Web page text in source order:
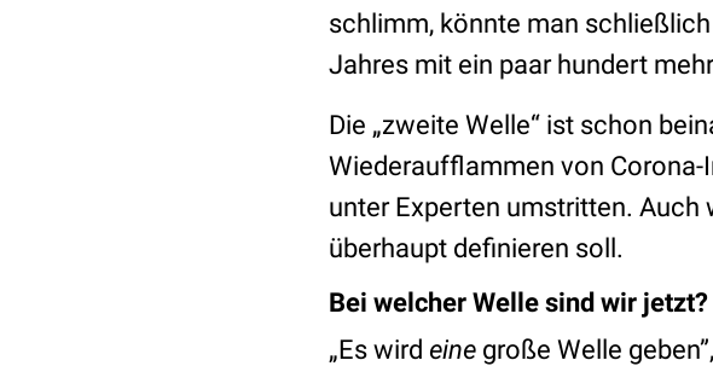
schlimm, könnte man
Jahres mit ein paar hundert
Die „zweite Welle“ ist schon
Wiederaufflammen von
unter Experten umstritten. Auch
überhaupt definieren soll.
Bei welcher Welle sind wir jetzt?
„Es wird eine große Welle geben”,